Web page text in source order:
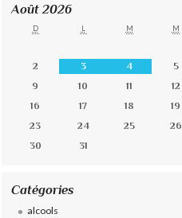
Août 2026
D L M M
2
3 4 5
9
10 11 12
16
17 18 19
23
24 25 26
30
31
Catégories
alcools